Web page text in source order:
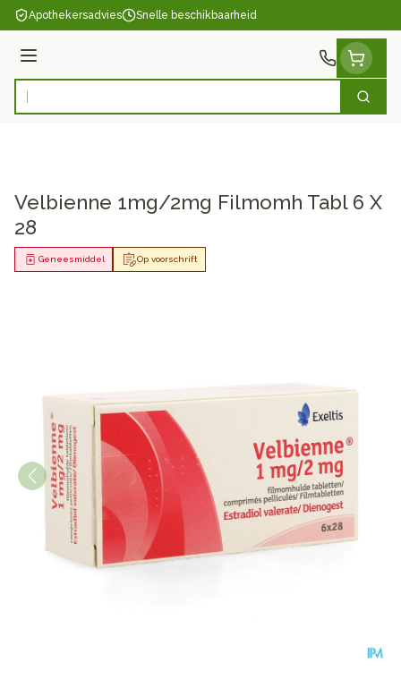
Ga naar de inhoud
Apothekersadvies Snelle beschikbaarheid
Menu
Product, merk, categorie... Zoek
Velbienne 1mg/2mg Filmomh Tabl 6 X
28
Op voorschrift
Geneesmiddel